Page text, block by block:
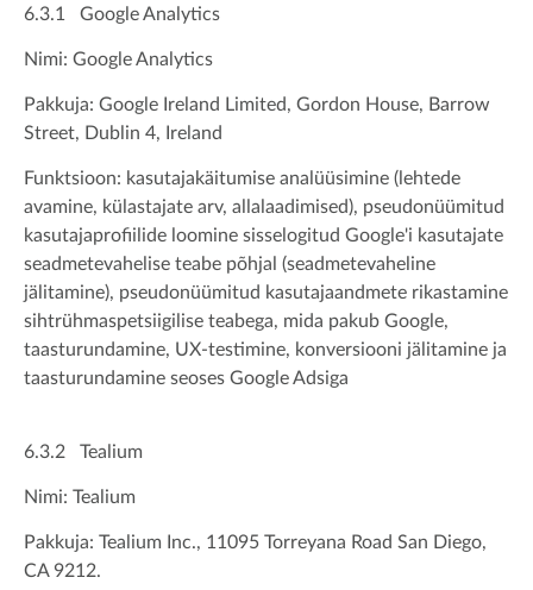
6.3.1 Google Analytics
Nimi: Google Analytics
Pakkuja: Google Ireland Limited, Gordon House, Barrow
Street, Dublin 4, Ireland
Funktsioon: kasutajakäitumise analüüsimine (lehtede
avamine, külastajate arv, allalaadimised), pseudonüümitud
kasutajaprofiilide loomine sisselogitud Google'i kasutajate
seadmetevahelise teabe põhjal (seadmetevaheline
jälitamine), pseudonüümitud kasutajaandmete rikastamine
sihtrühmaspetsiigilise teabega, mida pakub Google,
taasturundamine, UX-testimine, konversiooni jälitamine ja
taasturundamine seoses Google Adsiga
6.3.2 Tealium
Nimi: Tealium
Pakkuja: Tealium Inc., 11095 Torreyana Road San Diego,
CA 9212.